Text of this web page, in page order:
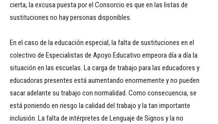
cierta, la excusa puesta por el Consorcio es que en las listas de
sustituciones no hay personas disponibles.
En el caso de la educación especial, la falta de sustituciones en el
colectivo de Especialistas de Apoyo Educativo empeora día a día la
situación en las escuelas. La carga de trabajo para las educadores y
educadoras presentes está aumentando enormemente y no pueden
sacar adelante su trabajo con normalidad. Como consecuencia, se
está poniendo en riesgo la calidad del trabajo y la tan importante
inclusión. La falta de intérpretes de Lenguaje de Signos y la no